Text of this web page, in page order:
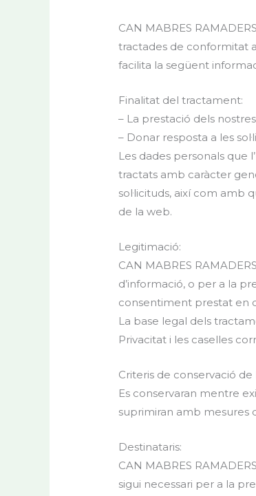
CAN MABRES
tractades de conformitat
facilita la següent
Finalitat del tractament:
– La prestació dels
– Donar resposta a les
Les dades personals que
tractats amb caràcter
sol·licituds, així com amb
de la web.
Legitimació:
CAN MABRES
d’informació, o per a la
consentiment prestat en
La base legal dels
Privacitat i les caselles
Criteris de conservació de
Es conservaran mentre
suprimiran amb mesures
Destinataris:
CAN MABRES
sigui necessari per a la